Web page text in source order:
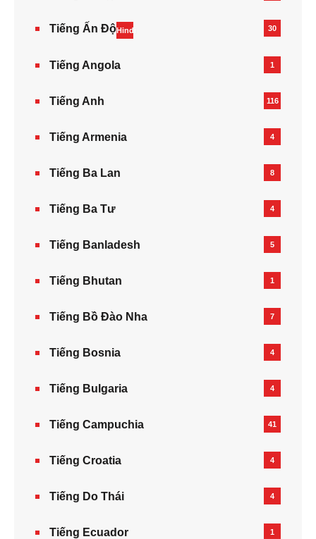
Tiếng Ấn ĐộHindi 30
Tiếng Angola 1
Tiếng Anh 116
Tiếng Armenia‎ 4
Tiếng Ba Lan 8
Tiếng Ba Tư 4
Tiếng Banladesh 5
Tiếng Bhutan 1
Tiếng Bồ Đào Nha 7
Tiếng Bosnia 4
Tiếng Bulgaria 4
Tiếng Campuchia 41
Tiếng Croatia 4
Tiếng Do Thái 4
Tiếng Ecuador 1